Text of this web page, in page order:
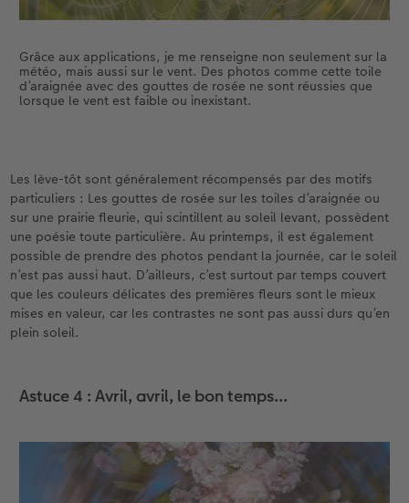
Grâce aux applications, je me renseigne non seulement sur la
météo, mais aussi sur le vent. Des photos comme cette toile
d’araignée avec des gouttes de rosée ne sont réussies que
lorsque le vent est faible ou inexistant.
Les lève-tôt sont généralement récompensés par des motifs
particuliers : Les gouttes de rosée sur les toiles d’araignée ou
sur une prairie fleurie, qui scintillent au soleil levant, possèdent
une poésie toute particulière. Au printemps, il est également
possible de prendre des photos pendant la journée, car le soleil
n’est pas aussi haut. D’ailleurs, c’est surtout par temps couvert
que les couleurs délicates des premières fleurs sont le mieux
mises en valeur, car les contrastes ne sont pas aussi durs qu’en
plein soleil.
Astuce 4 : Avril, avril, le bon temps...